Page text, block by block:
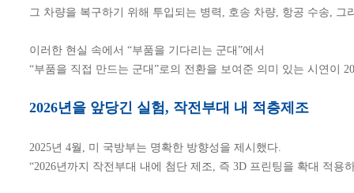
그 차량을 복구하기 위해 투입되는 병력, 호송 차량, 항공 수송,
이러한 현실 속에서 “부품을 기다리는 군대”에서
“부품을 직접 만드는 군대”로의 전환을 보여준 의미 있는 시연이
2026년을 앞당긴 실험, 작전부대 내 적층제조
2025년 4월, 미 국방부는 명확한 방향성을 제시했다.
“2026년까지 작전부대 내에 첨단 제조, 즉 3D 프린팅을 확대 적용